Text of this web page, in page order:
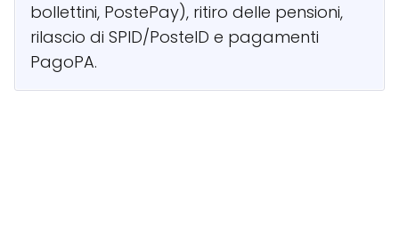
bollettini, PostePay), ritiro delle pensioni,
rilascio di SPID/PosteID e pagamenti
PagoPA.